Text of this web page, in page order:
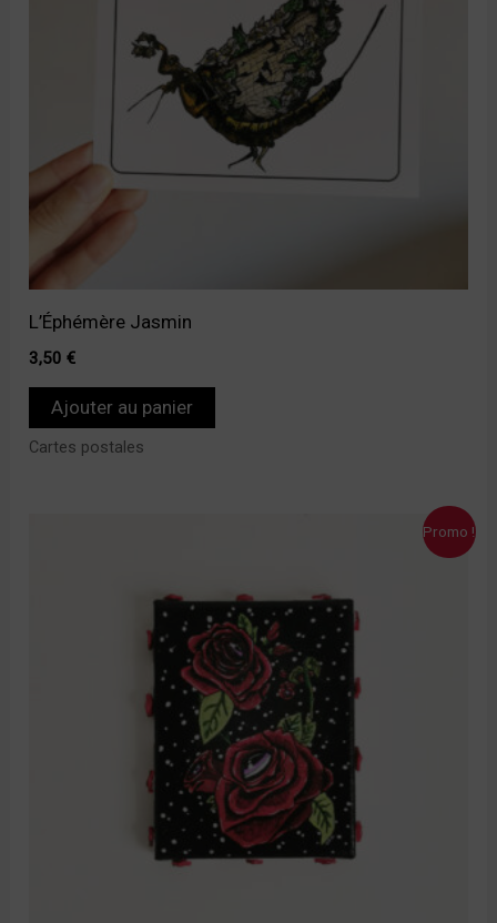
L’Éphémère Jasmin
3,50€
Ajouter au panier
Cartes postales
Promo !
30,00 €.